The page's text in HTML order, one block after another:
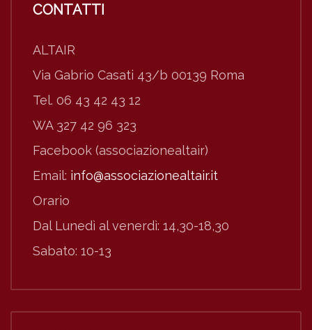
CONTATTI
ALTAIR
Via Gabrio Casati 43/b 00139 Roma
Tel. 06 43 42 43 12
WA 327 42 96 323
Facebook (associazionealtair)
Email: info@associazionealtair.it
Orario
Dal Lunedì al venerdì: 14,30-18,30
Sabato: 10-13